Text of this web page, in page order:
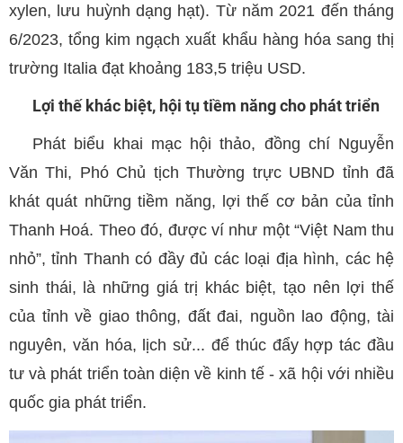
xylen, lưu huỳnh dạng hạt). Từ năm 2021 đến tháng
6/2023, tổng kim ngạch xuất khẩu hàng hóa sang thị
trường Italia đạt khoảng 183,5 triệu USD.
Lợi thế khác biệt, hội tụ tiềm năng cho phát triển
Phát biểu khai mạc hội thảo, đồng chí Nguyễn
Văn Thi, Phó Chủ tịch Thường trực UBND tỉnh đã
khát quát những tiềm năng, lợi thế cơ bản của tỉnh
Thanh Hoá. Theo đó, được ví như một “Việt Nam thu
nhỏ”, tỉnh Thanh có đầy đủ các loại địa hình, các hệ
sinh thái, là những giá trị khác biệt, tạo nên lợi thế
của tỉnh về giao thông, đất đai, nguồn lao động, tài
nguyên, văn hóa, lịch sử... để thúc đẩy hợp tác đầu
tư và phát triển toàn diện về kinh tế - xã hội với nhiều
quốc gia phát triển.